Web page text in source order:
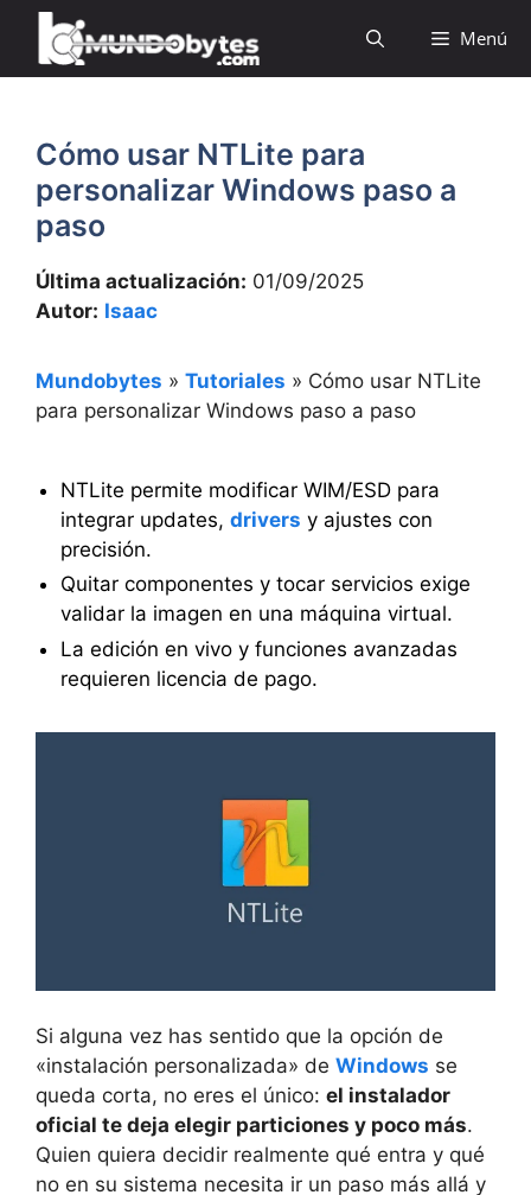
Saltar
contenido
Menú
Cómo usar NTLite para
personalizar Windows paso a
paso
Última actualización: 01/09/2025
Autor: Isaac
Mundobytes » Tutoriales » Cómo usar NTLite
para personalizar Windows paso a paso
NTLite permite modificar WIM/ESD para
integrar updates, drivers y ajustes con
precisión.
Quitar componentes y tocar servicios exige
validar la imagen en una máquina virtual.
La edición en vivo y funciones avanzadas
requieren licencia de pago.
Si alguna vez has sentido que la opción de
«instalación personalizada» de Windows se
queda corta, no eres el único: el instalador
oficial te deja elegir particiones y poco más.
Quien quiera decidir realmente qué entra y qué
no en su sistema necesita ir un paso más allá y